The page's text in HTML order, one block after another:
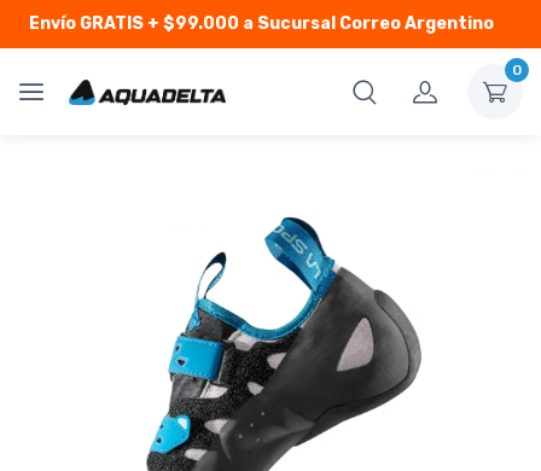
Envío GRATIS+ $99.000 a Sucursal Correo Argentino
0